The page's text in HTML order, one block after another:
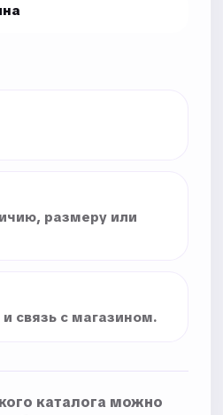
размеру или
связь с магазином.
каталога можно